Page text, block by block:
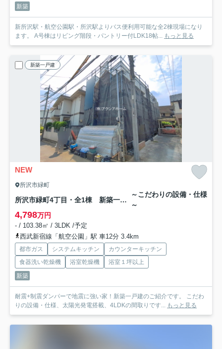
新築
新所沢駅・航空公園駅・所沢駅よりバス便利用可能な全2棟現場になり
ます。 A号棟はリビング階段・パントリー付LDK18帖... もっと見る
新築一戸建
NEW
所沢市緑町
所沢市緑町4丁目・全1棟 新築一戸建
～こだわりの設備・仕様
～
4,798万円
- / 103.38㎡ / 3LDK /予定
西武新宿線「航空公園」駅 車12分 3.4km
都市ガス システムキッチン
カウンターキッチン
食器洗い乾燥機
浴室乾燥機
浴室１坪以上
新築
耐震+制震ダンパーで地震に強い家！新築一戸建のご紹介です。 こだわ
りの設備・仕様、太陽光発電搭載、4LDKの間取りです... もっと見る